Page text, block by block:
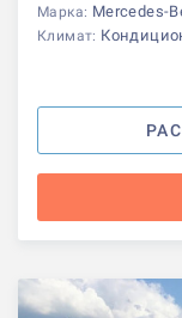
Марка: Mercedes-
Климат: